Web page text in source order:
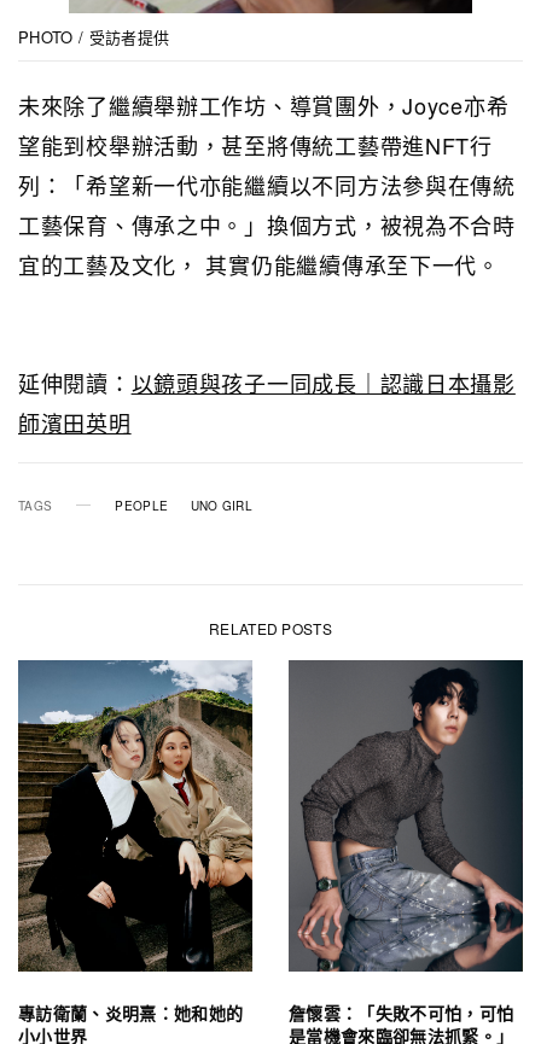
PHOTO / 受訪者提供
未來除了繼續舉辦工作坊、導賞團外，Joyce亦希
望能到校舉辦活動，甚至將傳統工藝帶進NFT行
列：「希望新一代亦能繼續以不同方法參與在傳統
工藝保育、傳承之中。」換個方式，被視為不合時
宜的工藝及文化， 其實仍能繼續傳承至下一代。
延伸閱讀： 以鏡頭與孩子一同成長｜認識日本攝影
師濱田英明
TAGS PEOPLE UNO GIRL
RELATED POSTS
專訪衛蘭、炎明熹：她和她的
小小世界
詹懷雲：「失敗不可怕，可怕
是當機會來臨卻無法抓緊。」